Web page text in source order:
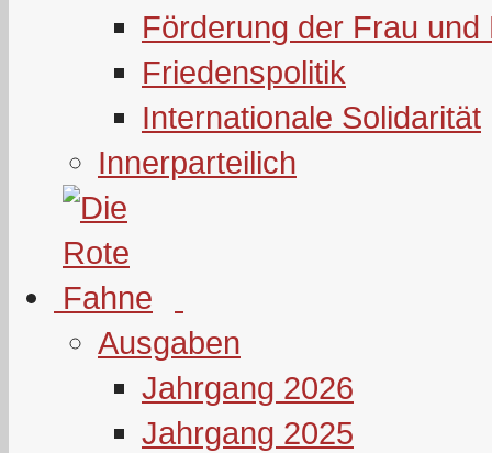
Förderung der Frau und
Friedenspolitik
Internationale Solidarität
Innerparteilich
Ausgaben
Jahrgang 2026
Jahrgang 2025